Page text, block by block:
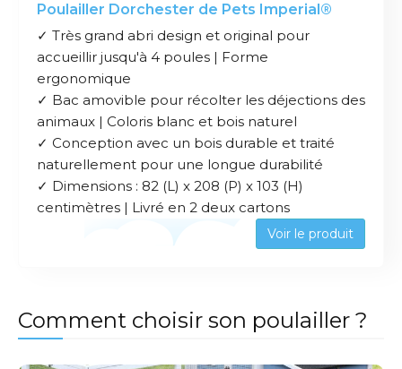
Poulailler Dorchester de Pets Imperial®
✓ Très grand abri design et original pour
accueillir jusqu'à 4 poules | Forme
ergonomique
✓ Bac amovible pour récolter les déjections des
animaux | Coloris blanc et bois naturel
✓ Conception avec un bois durable et traité
naturellement pour une longue durabilité
✓ Dimensions : 82 (L) x 208 (P) x 103 (H)
centimètres | Livré en 2 deux cartons
Voir le produit
Comment choisir son poulailler ?